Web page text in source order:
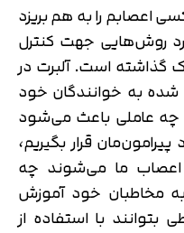
اعصابم را به هم بریزد
روش‌هایی جهت کنترل
گذاشته است. آلبرت در
تدوین شده به خوانندگان خود
چه عاملی باعث می‌شود
قرار بگیریم،
اعصاب ما می‌شوند چه
مخاطبان خود آموزش
با استفاده از